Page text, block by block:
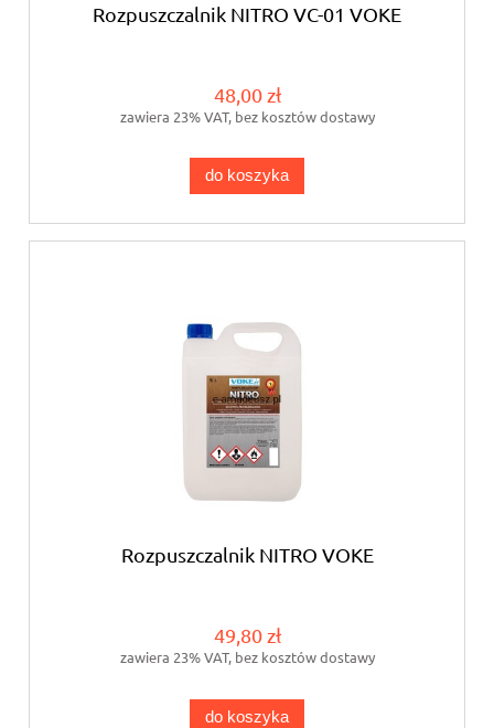
Rozpuszczalnik NITRO VC-01 VOKE
48,00 zł
zawiera 23% VAT, bez kosztów dostawy
do koszyka
Rozpuszczalnik NITRO VOKE
49,80 zł
zawiera 23% VAT, bez kosztów dostawy
do koszyka